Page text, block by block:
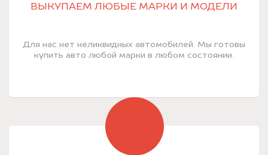
ВЫКУПАЕМ ЛЮБЫЕ МАРКИ И МОДЕЛИ
Для нас нет неликвидных автомобилей. Мы готовы
купить авто любой марки в любом состоянии.